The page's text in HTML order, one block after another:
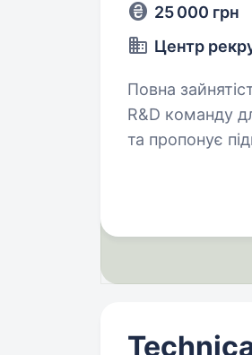
25 000 грн
Центр
Повна зайнятість.
R&D команду
та пропонує